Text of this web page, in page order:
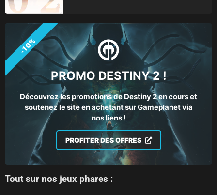
PROMO DESTINY 2 !
Découvrez les promotions de Destiny 2 en cours et
soutenez le site en achetant sur Gameplanet via
nos liens !
PROFITER DES OFFRES
-10%
Tout sur nos jeux phares :